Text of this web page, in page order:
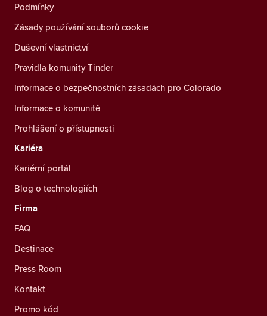
Podmínky
Zásady používání souborů cookie
Duševní vlastnictví
Pravidla komunity Tinder
Informace o bezpečnostních zásadách pro Colorado
Informace o komunitě
Prohlášení o přístupnosti
Kariéra
Kariérní portál
Blog o technologiích
Firma
FAQ
Destinace
Press Room
Kontakt
Promo kód